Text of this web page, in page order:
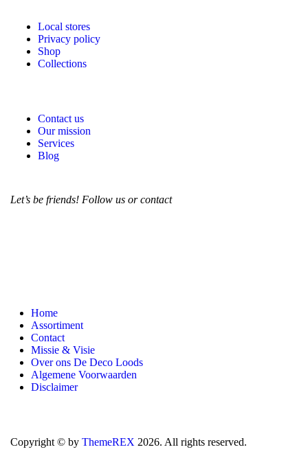
Local stores
Privacy policy
Shop
Collections
Contact us
Our mission
Services
Blog
Let’s be friends! Follow us or contact
Home
Assortiment
Contact
Missie & Visie
Over ons De Deco Loods
Algemene Voorwaarden
Disclaimer
Copyright © by ThemeREX 2026. All rights reserved.